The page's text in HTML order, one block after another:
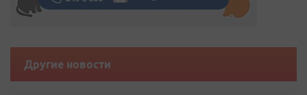
Другие новости